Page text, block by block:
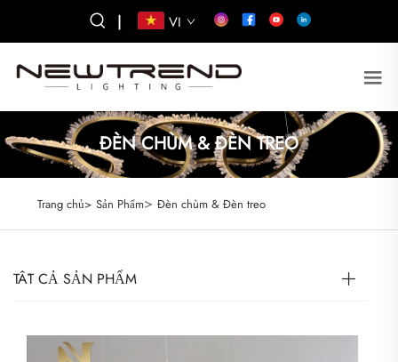
| VI
ĐÈN CHÙM & ĐÈN TREO
Trang chủ> Sản Phẩm> Đèn chùm & Đèn treo
TẤT CẢ SẢN PHẨM